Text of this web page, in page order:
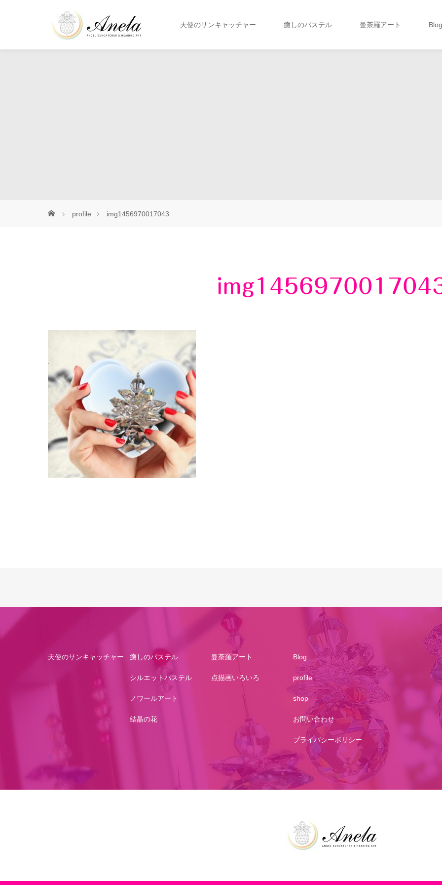
天使のサンキャッチャー 癒しのパステル 曼荼羅アート Blog
profile img1456970017043
天使のサンキャッチャー 癒しのパステル
シルエットパステル
ノワールアート
結晶の花
曼荼羅アート
点描画いろいろ
Blog
profile
shop
お問い合わせ
プライバシーポリシー